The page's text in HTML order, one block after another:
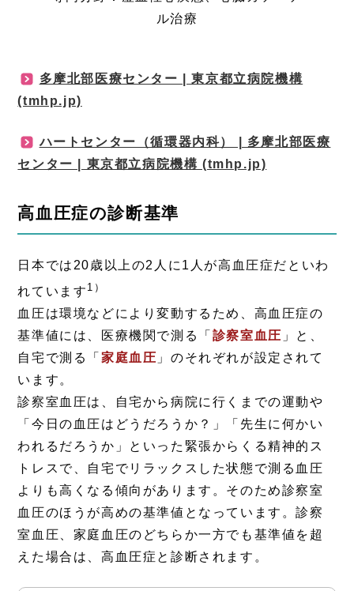
ル治療
注目情報
多摩北部医療センター | 東京都立病院機構
(tmhp.jp)
注目情報
ハートセンター（循環器内科） | 多摩北部医療
センター | 東京都立病院機構 (tmhp.jp)
高血圧症の診断基準
日本では20歳以上の2人に1人が高血圧症だといわ
れています 1）
血圧は環境などにより変動するため、高血圧症の
基準値には、医療機関で測る「 診察室血圧 」と、
自宅で測る「 家庭血圧 」のそれぞれが設定されて
います。
診察室血圧は、自宅から病院に行くまでの運動や
「今日の血圧はどうだろうか？」「先生に何かい
われるだろうか」といった緊張からくる精神的ス
トレスで、自宅でリラックスした状態で測る血圧
よりも高くなる傾向があります。そのため診察室
血圧のほうが高めの基準値となっています。診察
室血圧、家庭血圧のどちらか一方でも基準値を超
えた場合は、高血圧症と診断されます。